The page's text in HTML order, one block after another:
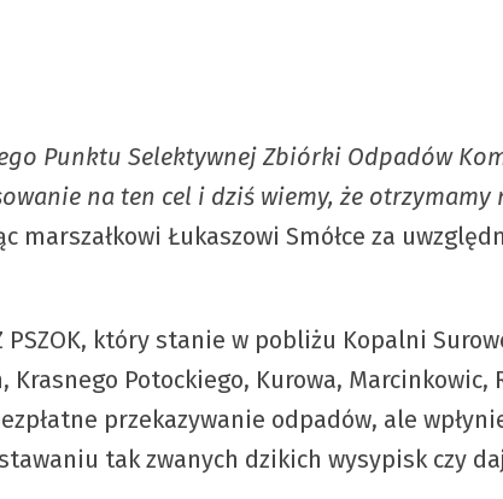
Punktu Selektywnej Zbiórki Odpadów
na ten cel i dziś wiemy, że
marszałkowi Łukaszowi Smółce za
PSZOK, który stanie w pobliżu Kopalni
Potockiego, Kurowa, Marcinkowic,
przekazywanie odpadów, ale
tak zwanych dzikich wysypisk czy